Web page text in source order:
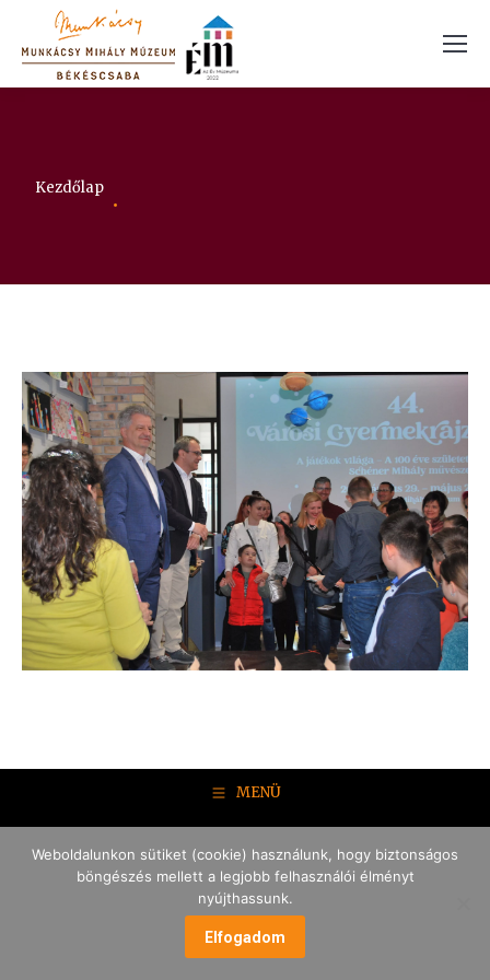
Itt vagy:
Kezdőlap
MENÜ
Weboldalunkon sütiket (cookie) használunk, hogy biztonságos
böngészés mellett a legjobb felhasználói élményt
nyújthassunk.
Elfogadom